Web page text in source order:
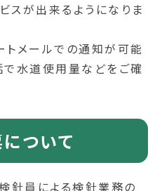
スが出来るようになりま
メールでの通知が可能
で水道使用量などをご確
ついて
針員による検針業務の